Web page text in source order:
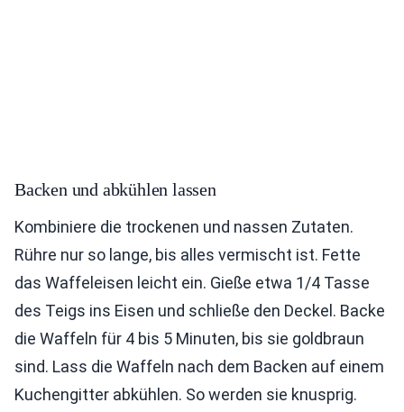
Backen und abkühlen lassen
Kombiniere die trockenen und nassen Zutaten.
Rühre nur so lange, bis alles vermischt ist. Fette
das Waffeleisen leicht ein. Gieße etwa 1/4 Tasse
des Teigs ins Eisen und schließe den Deckel. Backe
die Waffeln für 4 bis 5 Minuten, bis sie goldbraun
sind. Lass die Waffeln nach dem Backen auf einem
Kuchengitter abkühlen. So werden sie knusprig.